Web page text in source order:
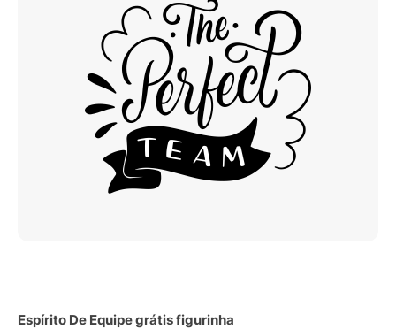
Espírito De Equipe grátis figurinha